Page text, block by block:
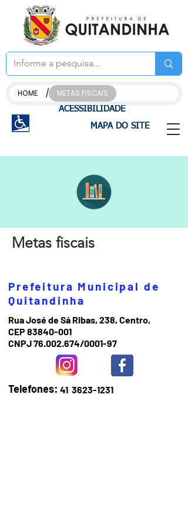
ACESSIBILIDADE
MAPA DO SITE
HOME / METAS FISCAIS
Metas fiscais
Prefeitura Municipal de
Quitandinha
Rua José de Sá Ribas, 238, Centro,
CEP 83840-001
CNPJ 76.002.674/0001-97
Telefones:41 3623-1231